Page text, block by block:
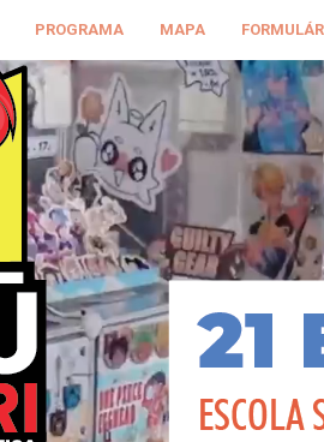
PROGRAMA MAPA